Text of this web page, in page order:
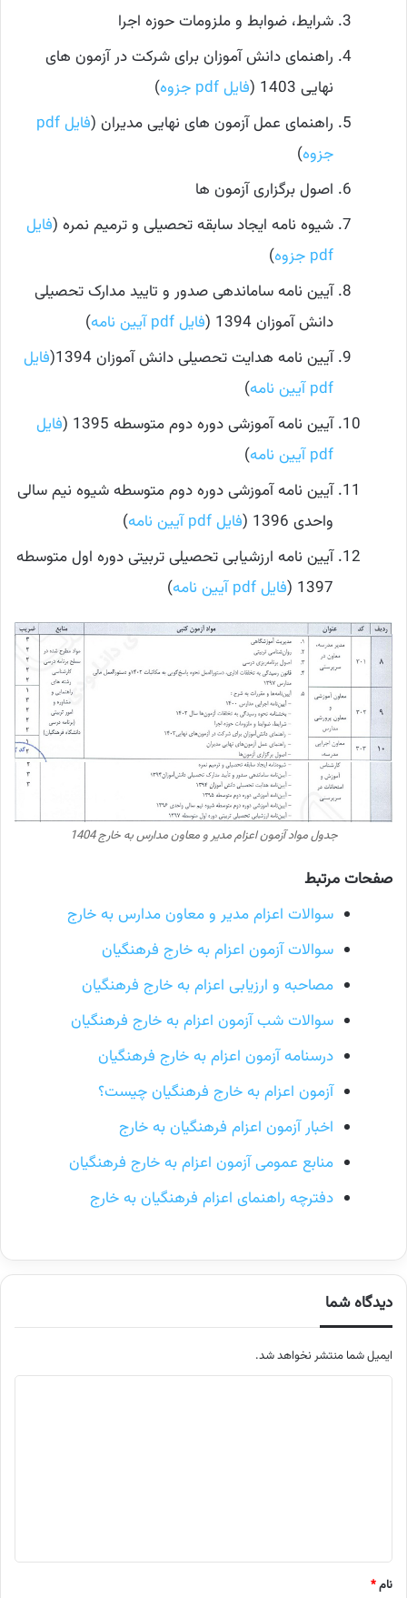
شرایط، ضوابط و ملزومات حوزه اجرا
راهنمای دانش آموزان برای شرکت در آزمون های
نهایی 1403 (
فایل pdf جزوه
)
راهنمای عمل آزمون های نهایی مدیران (
فایل pdf
جزوه)
اصول برگزاری آزمون ها
شیوه نامه ایجاد سابقه تحصیلی و ترمیم نمره (فایل
pdf جزوه
)
آیین نامه ساماندهی صدور و تایید مدارک تحصیلی
دانش آموزان 1394 (
فایل pdf آیین نامه
)
آیین نامه هدایت تحصیلی دانش آموزان 1394(
فایل
pdf آیین نامه
)
آیین نامه آموزشی دوره دوم متوسطه 1395 (
فایل
pdf آیین نامه
)
آیین نامه آموزشی دوره دوم متوسطه شیوه نیم سالی
واحدی 1396 (
فایل pdf آیین نامه
)
آیین نامه ارزشیابی تحصیلی تربیتی دوره اول متوسطه
1397 ( فایل pdf آیین نامه )
جدول مواد آزمون اعزام مدیر و معاون مدارس به خارج 1404
صفحات مرتبط
سوالات اعزام مدیر و معاون مدارس به خارج
سوالات آزمون اعزام به خارج فرهنگیان
مصاحبه و ارزیابی اعزام به خارج فرهنگیان
سوالات شب آزمون اعزام به خارج فرهنگیان
درسنامه آزمون اعزام به خارج فرهنگیان
آزمون اعزام به خارج فرهنگیان چیست؟
اخبار آزمون اعزام فرهنگیان به خارج
منابع عمومی آزمون اعزام به خارج فرهنگیان
دفترچه راهنمای اعزام فرهنگیان به خارج
دیدگاه شما
ایمیل شما منتشر نخواهد شد.
انام*